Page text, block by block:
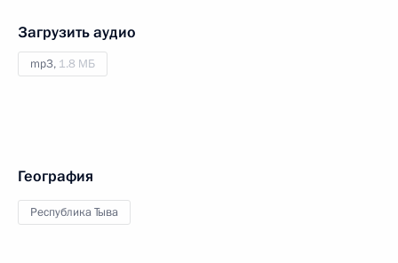
Загрузить аудио
mp3, 1.8 МБ
География
Республика Тыва